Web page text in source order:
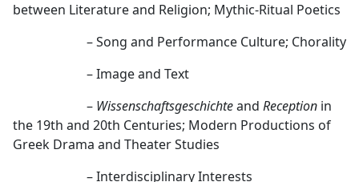
between Literature and Religion; Mythic-Ritual Poetics
– Song and Performance Culture; Chorality
– Image and Text
– Wissenschaftsgeschichteand Reception in
the 19th and 20th Centuries; Modern Productions of
Greek Drama and Theater Studies
– Interdisciplinary Interests